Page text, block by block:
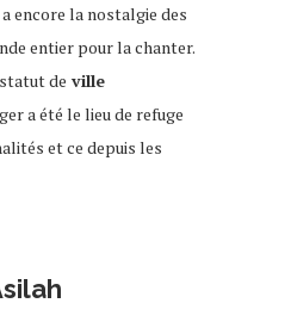
encore la nostalgie des
entier pour la chanter.
de ville
a été le lieu de refuge
et ce depuis les